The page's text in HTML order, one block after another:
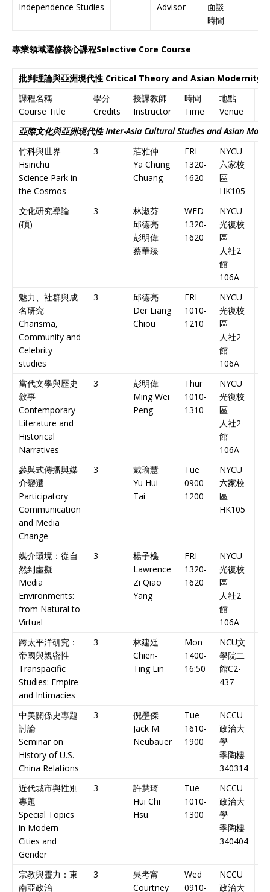
Independence Studies
Advisor
面談
時間
專業領域選修核心課程Selective Core Course
批判理論與亞洲現代性 Critical Theory and Asian Modernity
課程名稱
Course Title
學分
Credits
授課教師
Instructor
時間
Time
地點
Venue
亞際文化與亞洲現代性Inter-Asia Cultural Studies and Asian
竹科與世界
Hsinchu
Science Park in
the Cosmos
3
莊雅仲
Ya Chung
Chuang
FRI
1320-
1620
NYCU
六家校
區
HK105
文化研究導論
(碩)
3
林淑芬
邱德亮
彭明偉
蔡華臻
WED
1320-
1620
NYCU
光復校
區
人社2
館
106A
魅力、社群與成
名研究
Charisma,
Community and
Celebrity
studies
3
邱德亮
Der Liang
Chiou
FRI
1010-
1210
NYCU
光復校
區
人社2
館
106A
當代文學與歷史
敘事
Contemporary
Literature and
Historical
Narratives
3
彭明偉
Ming Wei
Peng
Thur
1010-
1310
NYCU
光復校
區
人社2
館
106A
參與式傳播與媒
介變遷
Participatory
Communication
and Media
Change
3
戴瑜慧
Yu Hui
Tai
Tue
0900-
1200
NYCU
六家校
區
HK105
媒介環境：從自
然到虛擬
Media
Environments:
from Natural to
Virtual
3
楊子樵
Lawrence
Zi Qiao
Yang
FRI
1320-
1620
NYCU
光復校
區
人社2
館
106A
跨太平洋研究：
帝國與親密性
Transpacific
Studies: Empire
and Intimacies
3
林建廷
Chien-
Ting Lin
Mon
1400-
16:50
NCU文
學院二
館C2-
437
中美關係史專題
討論
Seminar on
History of U.S.-
China Relations
3
倪墨傑
Jack M.
Neubauer
Tue
1610-
1900
NCCU
政治大
學
季陶樓
340314
近代城市與性別
專題
Special Topics
in Modern
Cities and
Gender
3
許慧琦
Hui Chi
Hsu
Tue
1010-
1300
NCCU
政治大
學
季陶樓
340404
宗教與靈力：東
南亞政治
3
吳考甯
Courtney
Wed
0910-
NCCU
政治大